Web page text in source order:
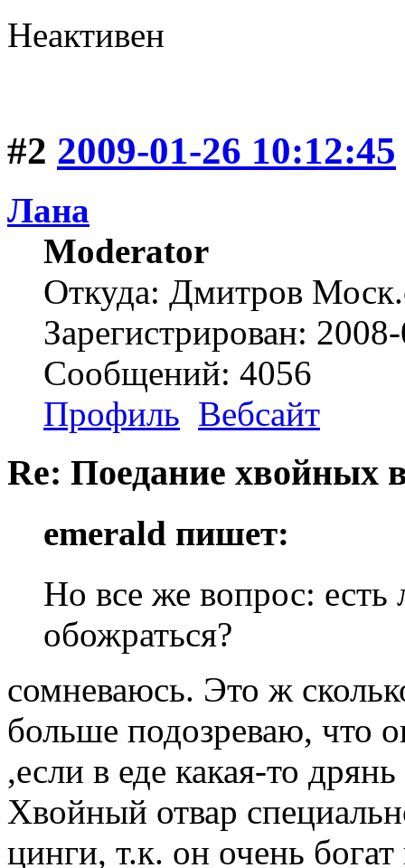
Неактивен
#2 2009-01-26 10:12:45
Лана
Moderator
Откуда: Дмитров
Зарегистрирован:
Сообщений: 4056
Профиль Вебсайт
Re: Поедание хвойных
emerald пишет:
Но все же вопрос:
обожраться?
сомневаюсь. Это ж
больше подозреваю, что
,если в еде какая-то
Хвойный отвар
цинги, т.к. он очень